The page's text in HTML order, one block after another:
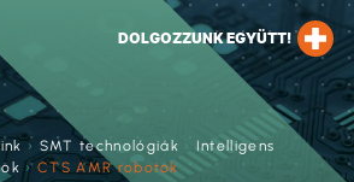
DOLGOZZUNK EGYÜTT!
› SMT technológiák › Intelligens
›CTS AMR robotok